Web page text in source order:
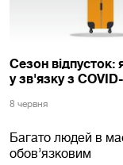
Сезон
у зв'язку з
8 червня
Багато людей в
обов’язковим